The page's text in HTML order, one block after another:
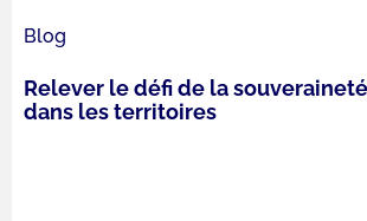
Blog
Relever le défi de la
dans les territoires